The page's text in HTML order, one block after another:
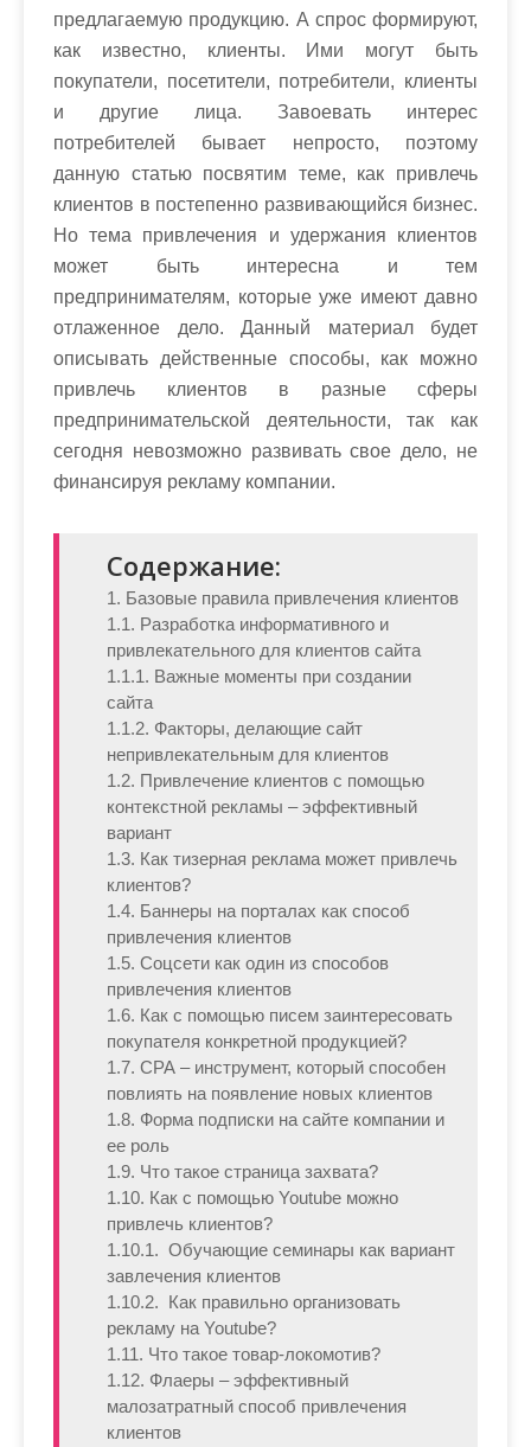
предлагаемую продукцию. А спрос формируют,
как известно, клиенты. Ими могут быть
покупатели, посетители, потребители, клиенты
и другие лица. Завоевать интерес
потребителей бывает непросто, поэтому
данную статью посвятим теме, как привлечь
клиентов в постепенно развивающийся бизнес.
Но тема привлечения и удержания клиентов
может быть интересна и тем
предпринимателям, которые уже имеют давно
отлаженное дело. Данный материал будет
описывать действенные способы, как можно
привлечь клиентов в разные сферы
предпринимательской деятельности, так как
сегодня невозможно развивать свое дело, не
финансируя рекламу компании.
Содержание:
1. Базовые правила привлечения клиентов
1.1. Разработка информативного и
привлекательного для клиентов сайта
1.1.1. Важные моменты при создании
сайта
1.1.2. Факторы, делающие сайт
непривлекательным для клиентов
1.2. Привлечение клиентов с помощью
контекстной рекламы – эффективный
вариант
1.3. Как тизерная реклама может привлечь
клиентов?
1.4. Баннеры на порталах как способ
привлечения клиентов
1.5. Соцсети как один из способов
привлечения клиентов
1.6. Как с помощью писем заинтересовать
покупателя конкретной продукцией?
1.7. СРА – инструмент, который способен
повлиять на появление новых клиентов
1.8. Форма подписки на сайте компании и
ее роль
1.9. Что такое страница захвата?
1.10. Как с помощью Youtube можно
привлечь клиентов?
1.10.1. Обучающие семинары как вариант
завлечения клиентов
1.10.2. Как правильно организовать
рекламу на Youtube?
1.11. Что такое товар-локомотив?
1.12. Флаеры – эффективный
малозатратный способ привлечения
клиентов